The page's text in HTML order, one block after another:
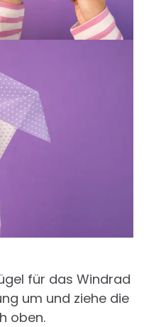
für das Windrad
um und ziehe die
oben.